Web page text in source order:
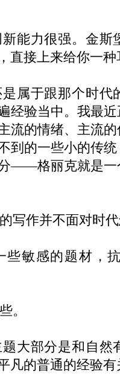
能力很强。金斯
直接上来给你一
属于跟那个时代
经验当中。我最
流的情绪、主流
到的一些小的传
——格丽克就是一
写作并不面对时
些敏感的题材，
。
大部分是和自然
凡的普通的经验有